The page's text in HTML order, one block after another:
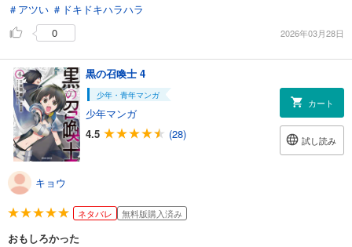
＃アツい ＃ドキドキハラハラ
0
2026年03月28日
黒の召喚士 4
少年・青年マンガ
少年マンガ
4.5
(28)
カート
試し読み
キョウ
ネタバレ 無料版購入済み
おもしろかった